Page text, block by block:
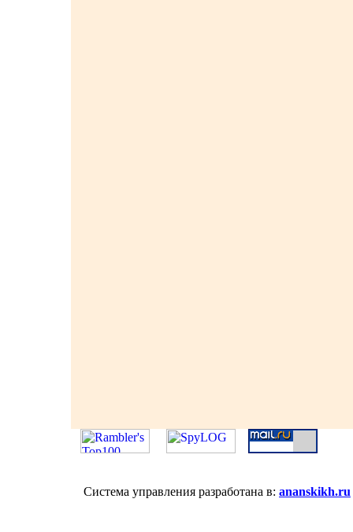
Система управления разработана в: ananskikh.ru